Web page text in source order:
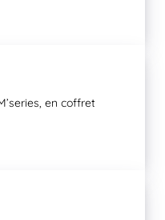
en coffret